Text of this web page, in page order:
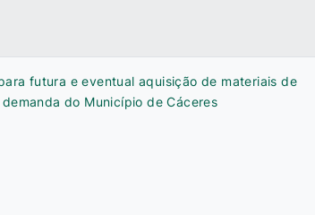
futura e eventual aquisição de materiais de
do Município de Cáceres